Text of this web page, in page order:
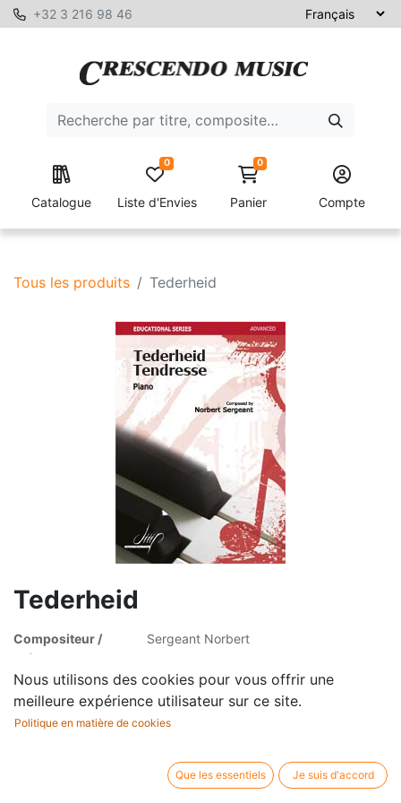
+32 3 216 98 46
Catalogue Liste d'Envies
0 0
Panier Compte
Tous les produits Tederheid
Tederheid
Compositeur /
auteur:
Sergeant Norbert
Profession:
Piano
Editeur / marque:
Digital Music Print
Type d'article:
Nous utilisons des cookies pour vous offrir une
meilleure expérience utilisateur sur ce site.
Politique en matière de cookies
Que les essentiels Je suis d'accord